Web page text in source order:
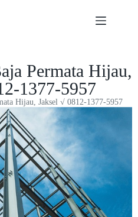
Permata Hijau,
1377-5957
Hijau, Jaksel √ 0812-1377-5957